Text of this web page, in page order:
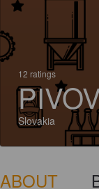
12 ratings
Slovakia
ABOUT